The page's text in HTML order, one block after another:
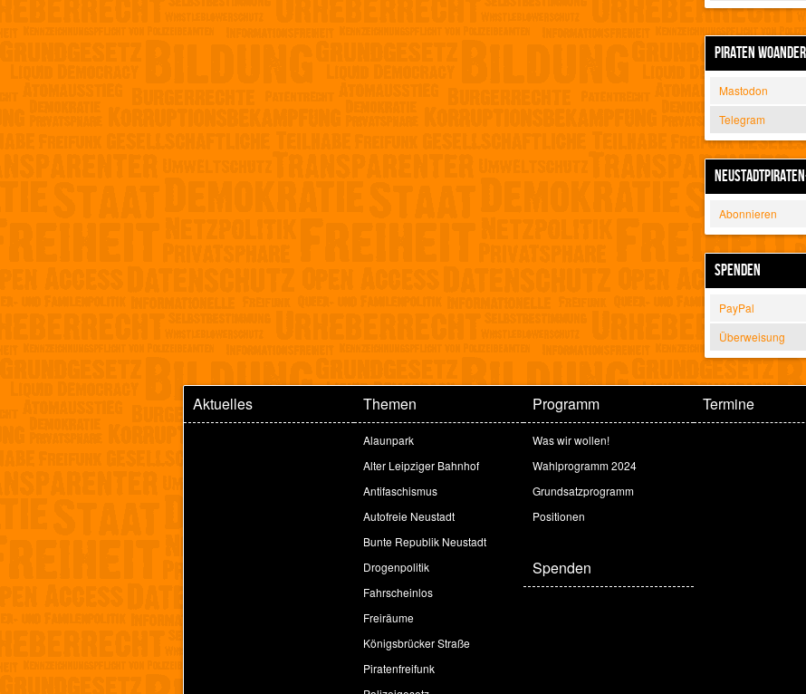
PIRATEN
Mastodon
Telegram
Abonnieren
SPENDEN
PayPal
Überweisung
Aktuelles Themen
Alaunpark
Alter Leipziger Bahnhof
Antifaschismus
Autofreie Neustadt
Bunte Republik Neustadt
Drogenpolitik
Fahrscheinlos
Freiräume
Königsbrücker Straße
Piratenfreifunk
Programm
Was wir wollen!
Wahlprogramm 2024
Grundsatzprogramm
Positionen
Termine
Spenden